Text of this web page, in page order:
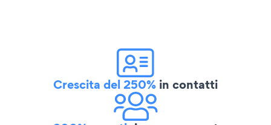
Crescita del 250% in contatti